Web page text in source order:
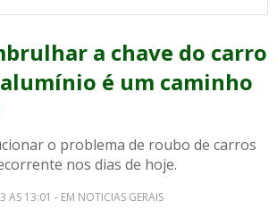
a chave do carro
é um caminho
o problema de roubo de carros
nos dias de hoje.
13:01 - EM NOTICIAS GERAIS